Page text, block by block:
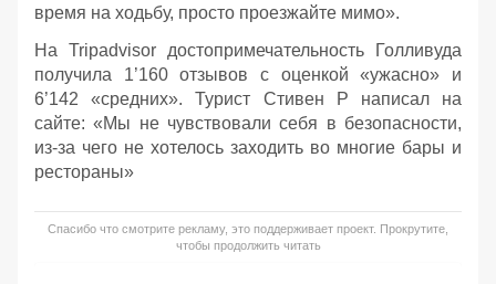
время на ходьбу, просто проезжайте мимо».
На Tripadvisor достопримечательность Голливуда
получила 1’160 отзывов с оценкой «ужасно» и
6’142 «средних». Турист Стивен Р написал на
сайте: «Мы не чувствовали себя в безопасности,
из-за чего не хотелось заходить во многие бары и
рестораны»
Спасибо что смотрите рекламу, это поддерживает проект. Прокрутите,
чтобы продолжить читать